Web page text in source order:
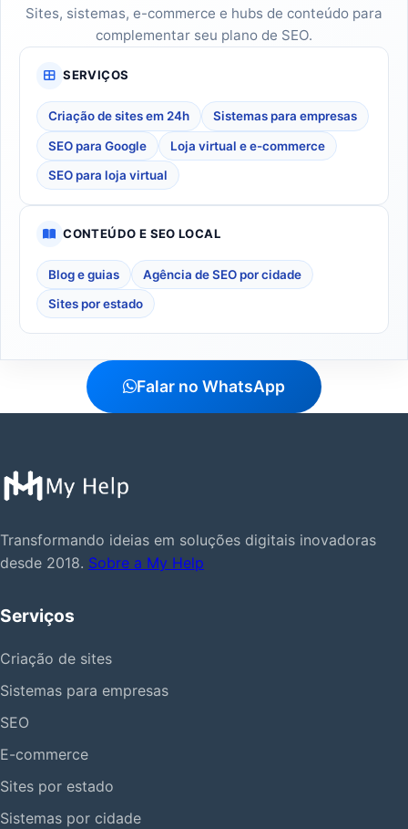
Sites, sistemas, e-commerce e hubs de conteúdo para
complementar seu plano de SEO.
SERVIÇOS
Criação de sites em 24h Sistemas para empresas
SEO para Google Loja virtual e e-commerce
SEO para loja virtual
CONTEÚDO E SEO LOCAL
Blog e guias Agência de SEO por cidade
Sites por estado
Falar no WhatsApp
Transformando ideias em soluções digitais inovadoras
desde 2018. Sobre a My Help
Serviços
Criação de sites
Sistemas para empresas
SEO
E-commerce
Sites por estado
Sistemas por cidade